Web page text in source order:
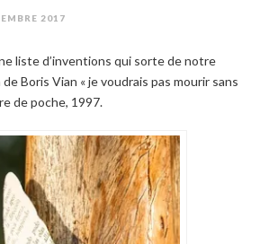
2017
liste d’inventions qui sorte de notre
Boris Vian « je voudrais pas mourir sans
de poche, 1997.